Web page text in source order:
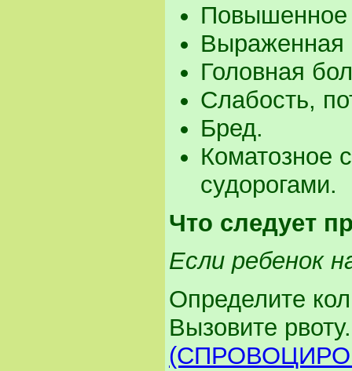
Повышенное
Выраженная
Головная
Слабость,
Бред.
Коматозное
судорогами.
Что следует
Если ребенок
Определите
Вызовите